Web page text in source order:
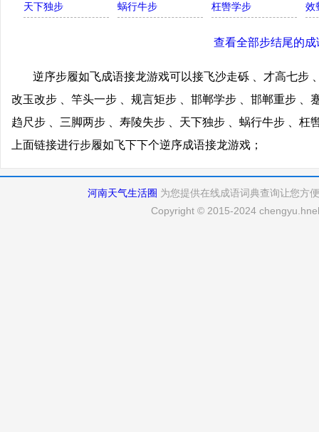
天下独步
蜗行牛步 枉辔学步 效
查看全部步结尾的成
逆序步履如飞成语接龙游戏可以接飞沙走砾 、才高七步
改玉改步 、竿头一步 、规言矩步 、邯郸学步 、邯郸重步 、
趋尺步 、三脚两步 、寿陵失步 、天下独步 、蜗行牛步 、枉
上面链接进行步履如飞下下个逆序成语接龙游戏；
河南天气生活圈 为您提供在线成语词典查询让您方
Copyright © 2015-2024